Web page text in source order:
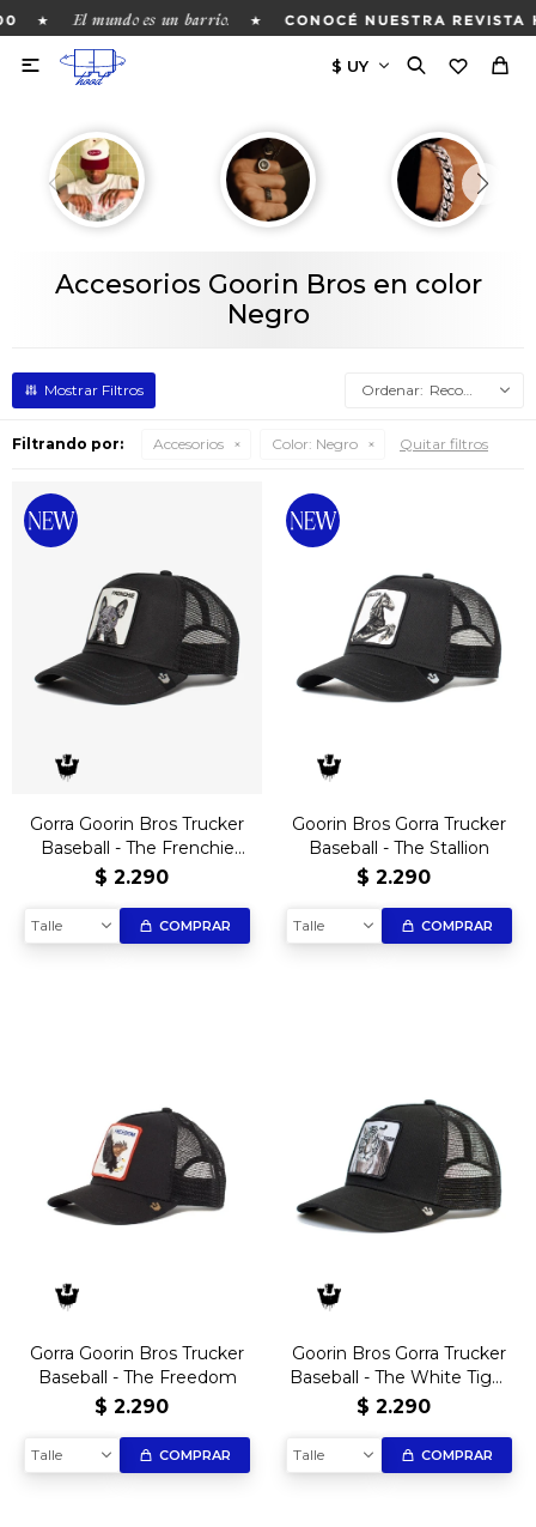
★ El mundo es un barrio. ★ CONOCÉ NUESTRA REVISTA

Accesorios Goorin Bros en color
Negro
Recomendados
Filtrando por: Accesorios Color: Negro Quitar filtros
Gorra Goorin Bros Trucker
Baseball - The Frenchie
Bulldog - Negro
$ 2.290
Talle COMPRAR
Goorin Bros Gorra Trucker
Baseball - The Stallion
$ 2.290
Talle COMPRAR
Gorra Goorin Bros Trucker
Baseball - The Freedom
$ 2.290
Talle COMPRAR
Goorin Bros Gorra Trucker
Baseball - The White Tiger
- BLK
$ 2.290
Talle COMPRAR